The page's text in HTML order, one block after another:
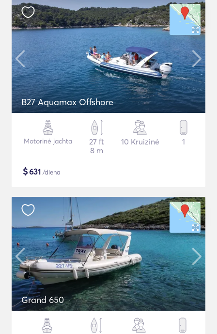
B27 Aquamax Offshore
Motorinė jachta
27 ft
8 m
10 Kruizinė 1
$631 /diena
Grand 650